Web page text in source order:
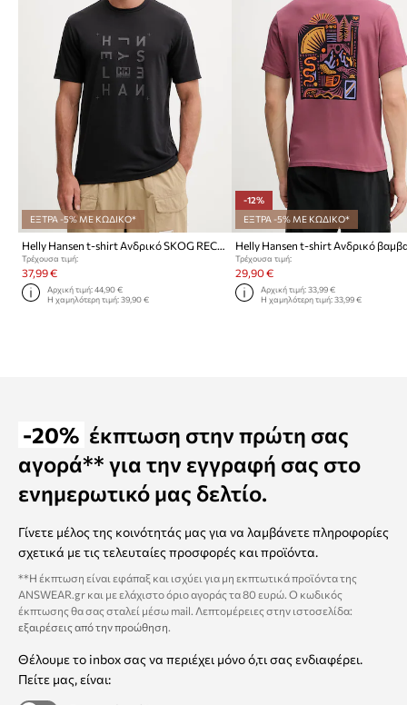
ΕΞΤΡΑ -5% ΜΕ ΚΩΔΙΚΟ*
Helly Hansen t-shirt Ανδρικό SKOG RECYCLED GRAPHIC
Τρέχουσα τιμή:
37,99 €
Αρχική τιμή:44,90 €
Η χαμηλότερη τιμή:39,90 €
-12%
ΕΞΤΡΑ -5% ΜΕ ΚΩΔΙΚΟ*
Τρέχουσα τιμή:
29,90 €
Αρχική τιμή: 33,99 €
Η χαμηλότερη τιμή: 33,99 €
-20% έκπτωση στην πρώτη σας
αγορά** για την εγγραφή σας στο
ενημερωτικό μας δελτίο.
Γίνετε μέλος της κοινότητάς μας για να λαμβάνετε πληροφορίες
σχετικά με τις τελευταίες προσφορές και προϊόντα.
**Η έκπτωση είναι εφάπαξ και ισχύει για μη εκπτωτικά προϊόντα της
ANSWEAR.gr και με ελάχιστο όριο αγοράς τα 80 ευρώ. Ο κωδικός
έκπτωσης θα σας σταλεί μέσω mail. Λεπτομέρειες στην ιστοσελίδα:
εξαιρέσεις από την προώθηση.
Θέλουμε το inbox σας να περιέχει μόνο ό,τι σας ενδιαφέρει.
Πείτε μας, είναι: